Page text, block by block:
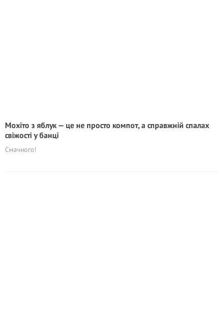
Мохіто з яблук — це не просто компот, а справжній спалах
свіжості у банці
Смачного!